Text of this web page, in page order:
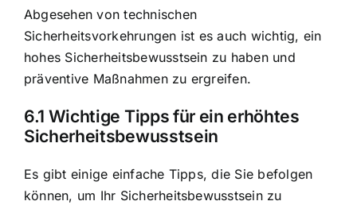
Abgesehen von technischen
Sicherheitsvorkehrungen ist es auch wichtig, ein
hohes Sicherheitsbewusstsein zu haben und
präventive Maßnahmen zu ergreifen.
6.1 Wichtige Tipps für ein erhöhtes
Sicherheitsbewusstsein
Es gibt einige einfache Tipps, die Sie befolgen
können, um Ihr Sicherheitsbewusstsein zu